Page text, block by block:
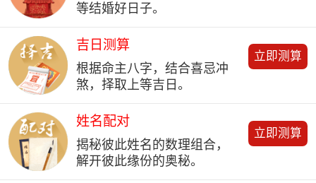
等结婚好日子。
吉日测算
根据命主八字，结合喜忌冲
煞，择取上等吉日。
立即测算
姓名配对
揭秘彼此姓名的数理组合，
解开彼此缘份的奥秘。
立即测算